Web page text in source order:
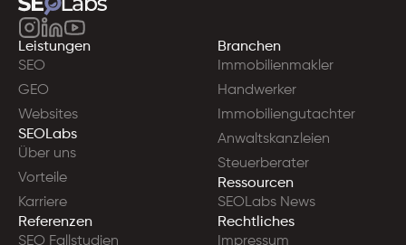
Leistungen
SEO
GEO
Websites
SEOLabs
Über uns
Vorteile
Karriere
Referenzen
SEO Fallstudien
Branchen
Immobilienmakler
Handwerker
Immobiliengutachter
Anwaltskanzleien
Steuerberater
Ressourcen
SEOLabs News
Rechtliches
Impressum